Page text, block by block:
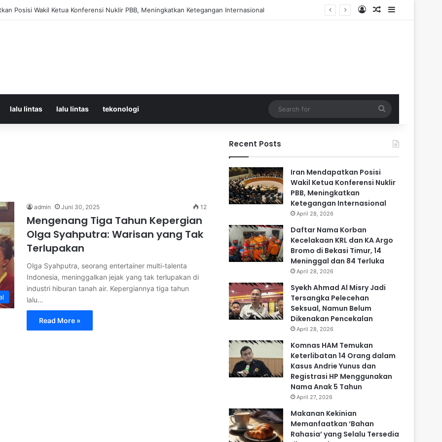
Kecelakaan KRL dan KA Argo Bromo di Bekasi Timur, 14 Meninggal dan 84 Terluka Log InRandom Article
Sidebar
lalu lintas lalu lintas tekonologi
for
admin Juni 30, 2025 12
Mengenang Tiga Tahun Kepergian
Olga Syahputra: Warisan yang Tak
Terlupakan
Olga Syahputra, seorang entertainer multi-talenta
Indonesia, meninggalkan jejak yang tak terlupakan di
industri hiburan tanah air. Kepergiannya tiga tahun
lalu…
Read More »
Recent Posts
Iran Mendapatkan Posisi
Wakil Ketua Konferensi Nuklir
PBB, Meningkatkan
Ketegangan Internasional
April 28, 2026
Daftar Nama Korban
Kecelakaan KRL dan KA Argo
Bromo di Bekasi Timur, 14
Meninggal dan 84 Terluka
April 28, 2026
Syekh Ahmad Al Misry Jadi
Tersangka Pelecehan
Seksual, Namun Belum
Dikenakan Pencekalan
April 28, 2026
Komnas HAM Temukan
Keterlibatan 14 Orang dalam
Kasus Andrie Yunus dan
Registrasi HP Menggunakan
Nama Anak 5 Tahun
April 27, 2026
Makanan Kekinian
Memanfaatkan ‘Bahan
Rahasia’ yang Selalu Tersedia